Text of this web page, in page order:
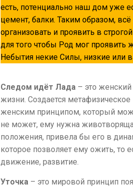
есть, потенциально наш дом уже
цемент, балки. Таким образом,
организовать и проявить в
для того чтобы Род мог проявить
Небытия некие Силы, низкие или
Следом идёт Лада – это
жизни. Создается
женским принципом, который
не может, ему нужна
положения, привела бы его в
которое позволяет ему ожить, то
движение, развитие.
Уточка – это мировой принцип